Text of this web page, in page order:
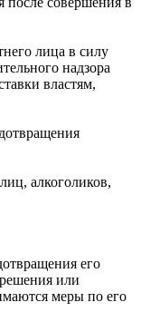
лица в силу
надзора
властям,
алкоголиков,
его
или
меры по его